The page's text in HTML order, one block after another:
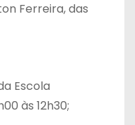
Ferreira, das
Escola
às 12h30;